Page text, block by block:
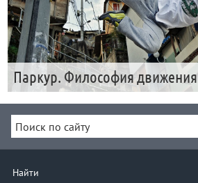
Паркур. Философия движения
Найти